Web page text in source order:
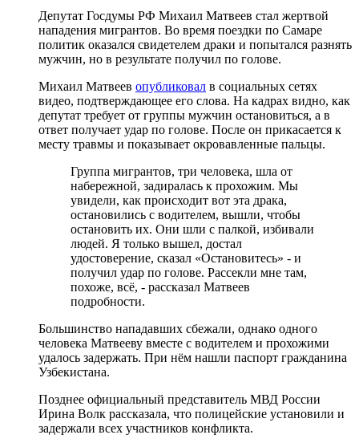
Депутат Госдумы РФ Михаил Матвеев стал жертвой
нападения мигрантов. Во время поездки по Самаре
политик оказался свидетелем драки и попытался разнять
мужчин, но в результате получил по голове.
Михаил Матвеев опубликовал в социальных сетях
видео, подтверждающее его слова. На кадрах видно, как
депутат требует от группы мужчин остановиться, а в
ответ получает удар по голове. После он прикасается к
месту травмы и показывает окровавленные пальцы.
Группа мигрантов, три человека, шла от
набережной, задиралась к прохожим. Мы
увидели, как происходит вот эта драка,
остановились с водителем, вышли, чтобы
остановить их. Они шли с палкой, избивали
людей. Я только вышел, достал
удостоверение, сказал «Остановитесь» - и
получил удар по голове. Рассекли мне там,
похоже, всё, - рассказал Матвеев
подробности.
Большинство нападавших сбежали, однако одного
человека Матвееву вместе с водителем и прохожими
удалось задержать. При нём нашли паспорт гражданина
Узбекистана.
Позднее официальный представитель МВД России
Ирина Волк рассказала, что полицейские установили и
задержали всех участников конфликта.